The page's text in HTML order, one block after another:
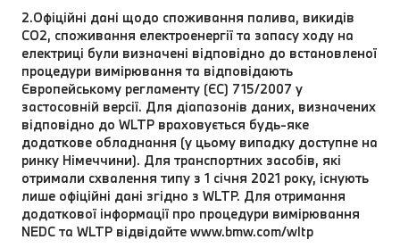
2.Офіційні дані щодо споживання палива, викидів
CO2, споживання електроенергії та запасу ходу на
електриці були визначені відповідно до встановленої
процедури вимірювання та відповідають
Європейському регламенту (ЄС) 715/2007 у
застосовній версії. Для діапазонів даних, визначених
відповідно до WLTP враховується будь-яке
додаткове обладнання (у цьому випадку доступне на
ринку Німеччини). Для транспортних засобів, які
отримали схвалення типу з 1 січня 2021 року, існують
лише офіційні дані згідно з WLTP. Для отримання
додаткової інформації про процедури вимірювання
NEDC та WLTP відвідайте www.bmw.com/wltp